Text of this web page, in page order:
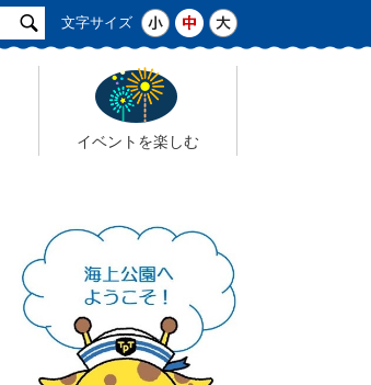
文字サイズ
イベントを楽しむ